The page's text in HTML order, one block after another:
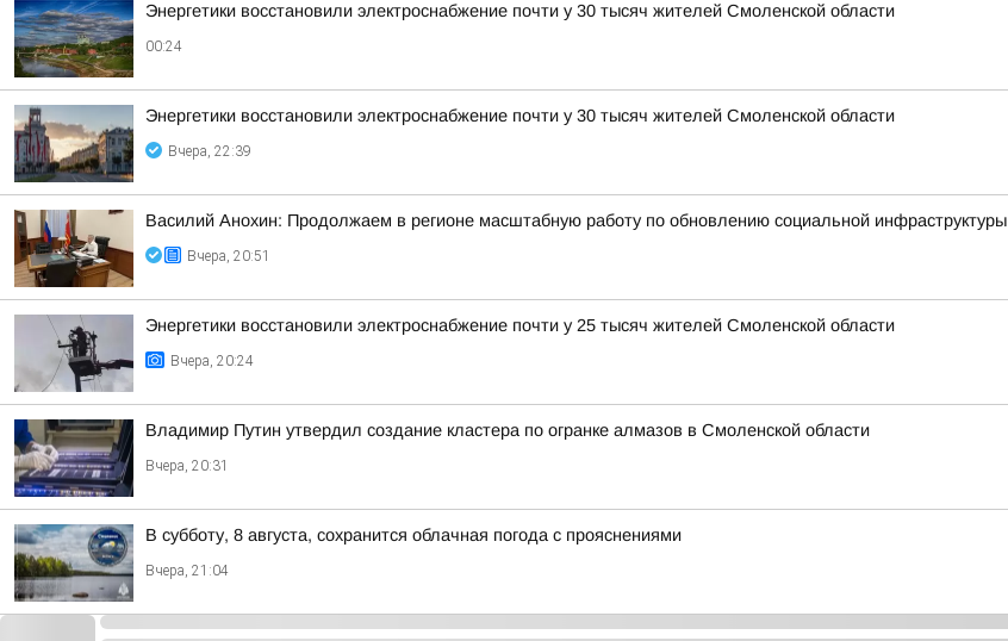
Энергетики восстановили электроснабжение почти у 30 тысяч жителей Смоленской области
00:24
Энергетики восстановили электроснабжение почти у 30 тысяч жителей Смоленской области
Вчера, 22:39
Василий Анохин: Продолжаем в регионе масштабную работу по обновлению социальной инфраструктуры
Вчера, 20:51
Энергетики восстановили электроснабжение почти у 25 тысяч жителей Смоленской области
Вчера, 20:24
Владимир Путин утвердил создание кластера по огранке алмазов в Смоленской области
Вчера, 20:31
В субботу, 8 августа, сохранится облачная погода с прояснениями
Вчера, 21:04